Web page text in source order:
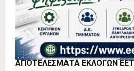
ΑΠΟΤΕΛΕΣΜΑΤΑ ΕΚΛΟΓΩΝ